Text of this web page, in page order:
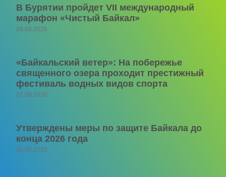
В Бурятии пройдет VII международный
марафон «Чистый Байкал»
08.08.2026
«Байкальский ветер»: На побережье
священного озера проходит престижный
фестиваль водных видов спорта
07.08.2026
Утверждены меры по защите Байкала до
конца 2026 года
06.08.2026